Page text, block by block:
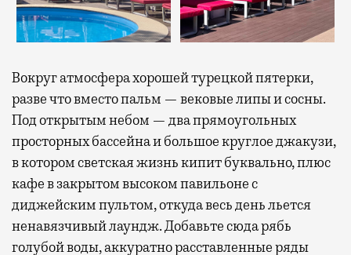
Вокруг атмосфера хорошей турецкой пятерки,
разве что вместо пальм — вековые липы и сосны.
Под открытым небом — два прямоугольных
просторных бассейна и большое круглое джакузи,
в котором светская жизнь кипит буквально, плюс
кафе в закрытом высоком павильоне с
диджейским пультом, откуда весь день льется
ненавязчивый лаундж. Добавьте сюда рябь
голубой воды, аккуратно расставленные ряды